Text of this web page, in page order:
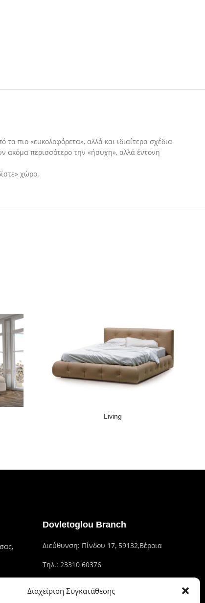
Διαχείριση Συγκατάθεσης
πιο «ευκολοφόρετα», αλλά και ιδιαίτερα σχέδια
ακόμα περισσότερο την «ήσυχη», αλλά έντονη
χώρο.
Living
Dovletoglou Branch
Διεύθυνση: Πίνδου 17, 59132,Βέροια
Τηλ.: 23310 60376